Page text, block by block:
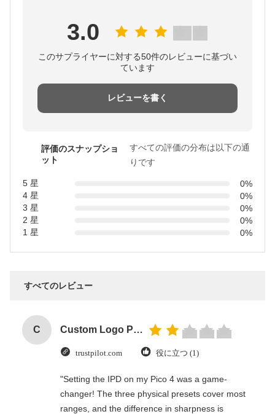
3.0
このサプライヤーに対する50件のレビューに基づい
ています
レビューを書く
評価のスナップショ
ット
すべての評価の分布は以下の通
りです
5 星
0%
4 星
0%
3 星
0%
2 星
0%
1 星
0%
すべてのレビュー
C Custom Logo Paper Cardboard Packing Folding White / Black / Rose Gold Luxury Magnetic Gift Box with Ribbon Closure
trustpilot.com 役に立つ (1)
"Setting the IPD on my Pico 4 was a game-
changer! The three physical presets cover most
ranges, and the difference in sharpness is